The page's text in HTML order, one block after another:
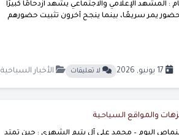
المشهد الإعلامي والاجتماعي يشهد ازدحامًا كبيرًا
يمر سريعًا، بينما ينجح آخرون تثبيت حضورهم
17 يونيو, 2026 لا تعليقات الأخبار السياحية
والمواقع السياحية